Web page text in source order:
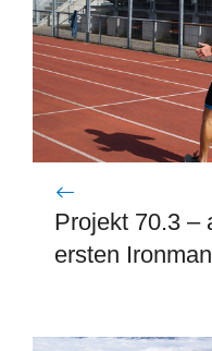
Projekt 70.3 –
ersten